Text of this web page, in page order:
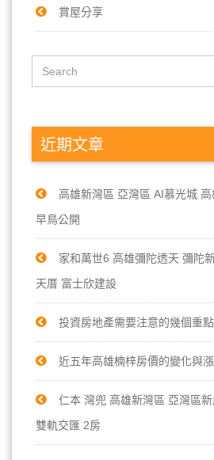
賞屋分享
近期文章
高雄新灣區 亞灣區 AI慕光城
早鳥公開
家和萬世6 高雄彌陀透天 彌陀
天厝 富士欣建設
投資房地產需要注意的幾個重點
近五年高雄楠梓房價的變化與
仁本 灣兜 高雄新灣區 亞灣區
雙軌交匯 2房